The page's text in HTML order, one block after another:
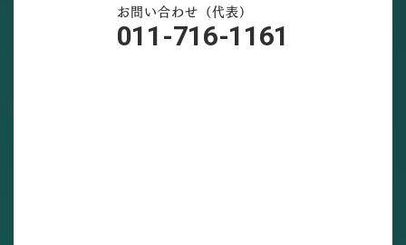
お問い合わせ（代表）
011-716-1161